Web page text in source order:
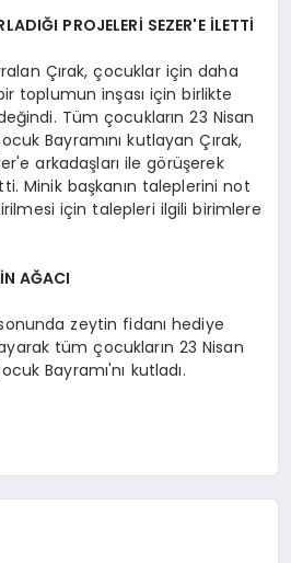
PROJELERİ SEZER'E İLETTİ
Çırak, çocuklar için daha
toplumun inşası için birlikte
Tüm çocukların 23 Nisan
Bayramını kutlayan Çırak,
arkadaşları ile görüşerek
Minik başkanın taleplerini not
için talepleri ilgili birimlere
AĞACI
zeytin fidanı hediye
tüm çocukların 23 Nisan
Bayramı'nı kutladı.